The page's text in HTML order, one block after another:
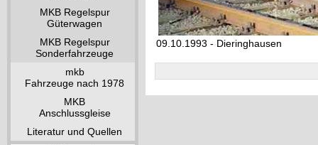
MKB Regelspur
Güterwagen
MKB Regelspur
Sonderfahrzeuge
mkb
Fahrzeuge nach 1978
MKB
Anschlussgleise
Literatur und Quellen
09.10.1993 - Dieringhausen